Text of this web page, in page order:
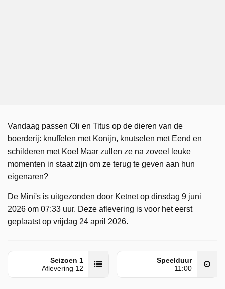
Vandaag passen Oli en Titus op de dieren van de
boerderij: knuffelen met Konijn, knutselen met Eend en
schilderen met Koe! Maar zullen ze na zoveel leuke
momenten in staat zijn om ze terug te geven aan hun
eigenaren?
De Mini's is uitgezonden door Ketnet op dinsdag 9 juni
2026 om 07:33 uur. Deze aflevering is voor het eerst
geplaatst op vrijdag 24 april 2026.
Seizoen 1
Aflevering 12
Speelduur
11:00